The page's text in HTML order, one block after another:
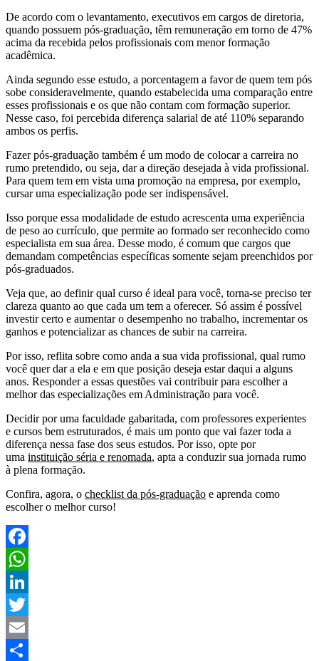
De acordo com o levantamento, executivos em cargos de diretoria,
quando possuem pós-graduação, têm remuneração em torno de 47%
acima da recebida pelos profissionais com menor formação
acadêmica.
Ainda segundo esse estudo, a porcentagem a favor de quem tem pós
sobe consideravelmente, quando estabelecida uma comparação entre
esses profissionais e os que não contam com formação superior.
Nesse caso, foi percebida diferença salarial de até 110% separando
ambos os perfis.
Fazer pós-graduação também é um modo de colocar a carreira no
rumo pretendido, ou seja, dar a direção desejada à vida profissional.
Para quem tem em vista uma promoção na empresa, por exemplo,
cursar uma especialização pode ser indispensável.
Isso porque essa modalidade de estudo acrescenta uma experiência
de peso ao currículo, que permite ao formado ser reconhecido como
especialista em sua área. Desse modo, é comum que cargos que
demandam competências específicas somente sejam preenchidos por
pós-graduados.
Veja que, ao definir qual curso é ideal para você, torna-se preciso ter
clareza quanto ao que cada um tem a oferecer. Só assim é possível
investir certo e aumentar o desempenho no trabalho, incrementar os
ganhos e potencializar as chances de subir na carreira.
Por isso, reflita sobre como anda a sua vida profissional, qual rumo
você quer dar a ela e em que posição deseja estar daqui a alguns
anos. Responder a essas questões vai contribuir para escolher a
melhor das especializações em Administração para você.
Decidir por uma faculdade gabaritada, com professores experientes
e cursos bem estruturados, é mais um ponto que vai fazer toda a
diferença nessa fase dos seus estudos. Por isso, opte por
uma instituição séria e renomada, apta a conduzir sua jornada rumo
à plena formação.
Confira, agora, o checklist da pós-graduação e aprenda como
escolher o melhor curso!
Facebook
WhatsApp
LinkedIn
Twitter
Email